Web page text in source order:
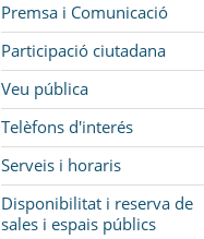
Premsa i Comunicació
Participació ciutadana
Veu pública
Telèfons d'interés
Serveis i horaris
Disponibilitat i reserva de
sales i espais públics